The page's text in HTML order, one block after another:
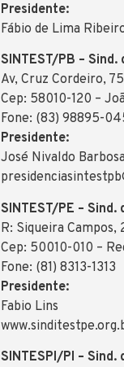
Presidente:
Fábio de Lima
SINTEST/PB –
Av, Cruz Cordeiro,
Cep: 58010-120 –
Fone: (83) 98895-
Presidente:
José Nivaldo
SINTEST/PE –
R: Siqueira
Cep: 50010-010 –
Fone: (81) 8313-1313
Presidente:
Fabio Lins
SINTESPI/PI –